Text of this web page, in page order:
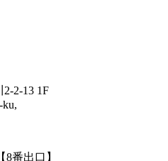
2-13 1F
ku,
番出口】